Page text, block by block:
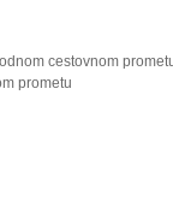
cestovnom
prometu